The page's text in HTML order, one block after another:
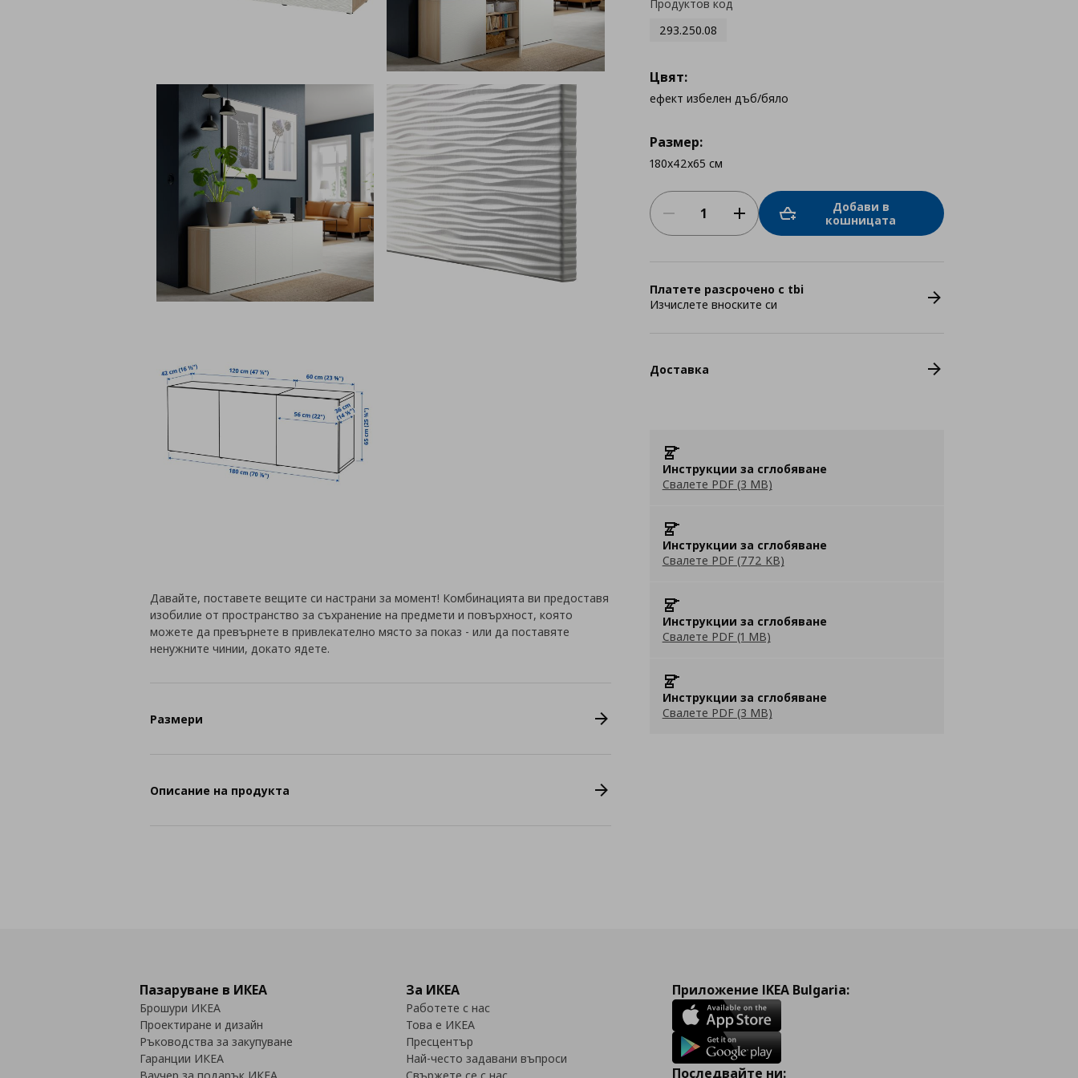
Продуктов код
293.250.08
Цвят:
ефект избелен дъб/бяло
Размер:
180x42x65 см
Добави в
кошницата
Платете разсрочено с tbi
Изчислете вноските си
Доставка
Инструкции за сглобяване
Свалете PDF (3 MB)
Инструкции за сглобяване
Свалете PDF (772 KB)
Инструкции за сглобяване
Свалете PDF (1 MB)
Инструкции за сглобяване
Свалете PDF (3 MB)
Давайте, поставете вещите си настрани за момент! Комбинацията ви предоставя
изобилие от пространство за съхранение на предмети и повърхност, която
можете да превърнете в привлекателно място за показ - или да поставяте
ненужните чинии, докато ядете.
Размери
Описание на продукта
Пазаруване в ИКЕА
Брошури ИКЕА
Проектиране и дизайн
Ръководства за закупуване
Гаранции ИКЕА
За ИКЕА
Работете с нас
Това е ИКЕА
Пресцентър
Най-често задавани въпроси
Приложение IKEA Bulgaria:
Последвайте ни: